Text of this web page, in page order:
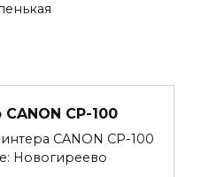
CP-100
CANON CP-100
Новогиреево